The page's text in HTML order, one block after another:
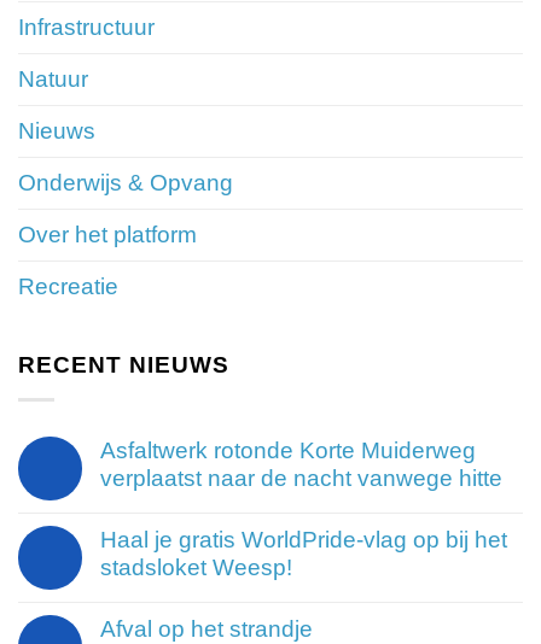
Infrastructuur
Natuur
Nieuws
Onderwijs & Opvang
Over het platform
Recreatie
RECENT NIEUWS
Asfaltwerk rotonde Korte Muiderweg
verplaatst naar de nacht vanwege hitte
Haal je gratis WorldPride-vlag op bij het
stadsloket Weesp!
Afval op het strandje